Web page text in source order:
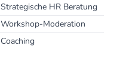
Strategische HR Beratung
Workshop-Moderation
Coaching